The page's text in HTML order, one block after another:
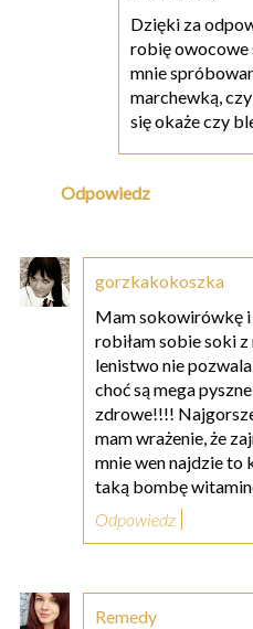
Dzięki za
robię owocowe
mnie
marchewką,
się okaże czy
Odpowiedz
gorzkakokoszka
Mam sokowirówkę
robiłam sobie soki
lenistwo nie
choć są mega
zdrowe!!!!
mam wrażenie, że
mnie wen najdzie to
taką bombę
Odpowiedz
Remedy